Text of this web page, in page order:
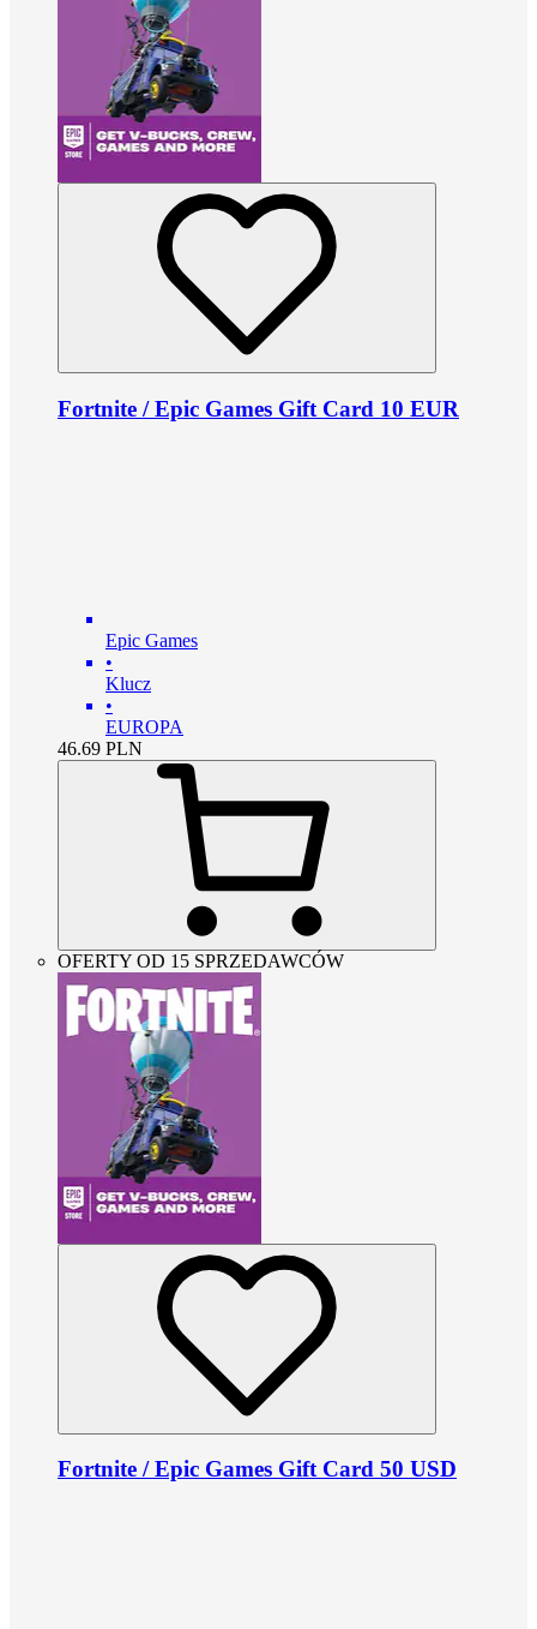
Fortnite / Epic Games Gift Card 10 EUR
Epic Games
•
Klucz
•
EUROPA
46.69 PLN
OFERTY OD 15 SPRZEDAWCÓW
Fortnite / Epic Games Gift Card 50 USD